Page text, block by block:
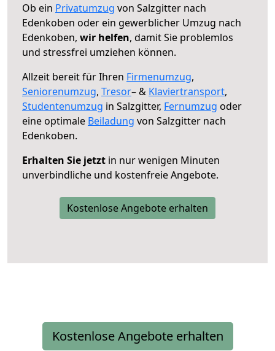
Ob ein Privatumzug von Salzgitter nach
Edenkoben oder ein gewerblicher Umzug nach
Edenkoben, wir helfen, damit Sie problemlos
und stressfrei umziehen können.
Allzeit bereit für Ihren Firmenumzug,
Seniorenumzug, Tresor– & Klaviertransport,
Studentenumzug in Salzgitter, Fernumzug oder
eine optimale Beiladung von Salzgitter nach
Edenkoben.
Erhalten Sie jetzt in nur wenigen Minuten
unverbindliche und kostenfreie Angebote.
Kostenlose Angebote erhalten
Kostenlose Angebote erhalten